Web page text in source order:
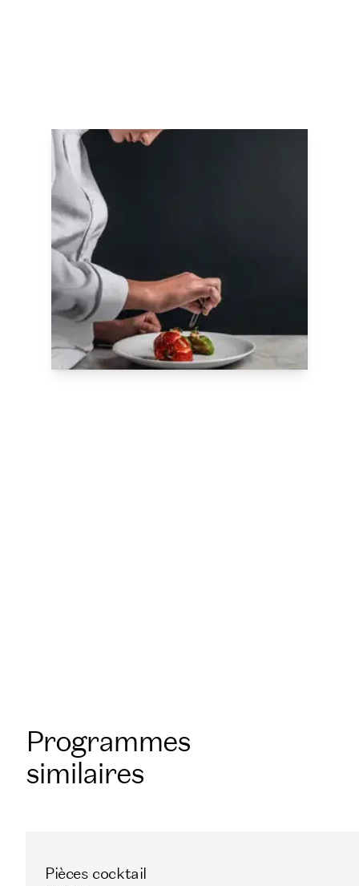
Programmes
similaires
FINANCEMENT OPCO
Pièces cocktail